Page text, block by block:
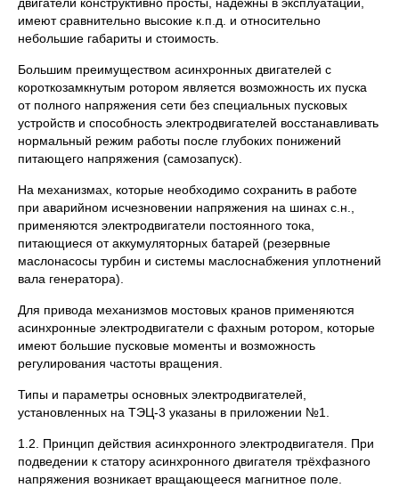
имеют сравнительно высокие к.п.д. и относительно
небольшие габариты и стоимость.
Большим преимуществом асинхронных двигателей с
короткозамкнутым ротором является возможность их пуска
от полного напряжения сети без специальных пусковых
устройств и способность электродвигателей восстанавливать
нормальный режим работы после глубоких понижений
питающего напряжения (самозапуск).
На механизмах, которые необходимо сохранить в работе
при аварийном исчезновении напряжения на шинах с.н.,
применяются электродвигатели постоянного тока,
питающиеся от аккумуляторных батарей (резервные
маслонасосы турбин и системы маслоснабжения уплотнений
вала генератора).
Для привода механизмов мостовых кранов применяются
асинхронные электродвигатели с фахным ротором, которые
имеют большие пусковые моменты и возможность
регулирования частоты вращения.
Типы и параметры основных электродвигателей,
установленных на ТЭЦ-3 указаны в приложении №1.
1.2. Принцип действия асинхронного электродвигателя. При
подведении к статору асинхронного двигателя трёхфазного
напряжения возникает вращающееся магнитное поле.